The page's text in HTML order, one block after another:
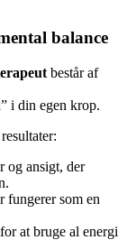
balance
består af
i din egen krop.
og ansigt, der
fungerer som en
at bruge al energi